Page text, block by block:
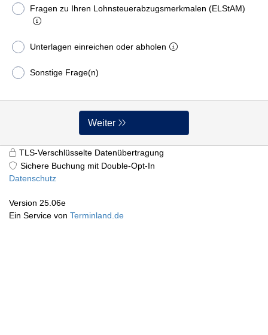
Fragen zu Ihren Lohnsteuerabzugsmerkmalen (ELStAM)
Unterlagen einreichen oder abholen
Sonstige Frage(n)
Weiter
TLS-Verschlüsselte Datenübertragung
Sichere Buchung mit Double-Opt-In
Datenschutz
Version 25.06e
Ein Service von Terminland.de